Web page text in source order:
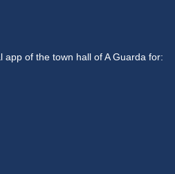
app of the town hall of A Guarda for: